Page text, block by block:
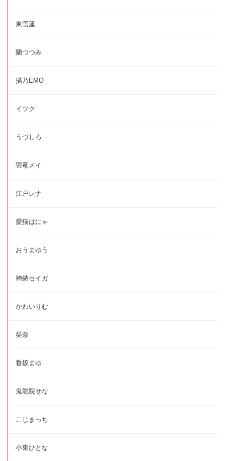
東雪蓮
蘭つつみ
描乃EMO
イツク
うづしろ
羽竜メイ
江戸レナ
愛猫はにゃ
おうまゆう
神納セイガ
かわいりむ
栞奈
香坂まゆ
鬼龍院せな
こじまっち
小東ひとな